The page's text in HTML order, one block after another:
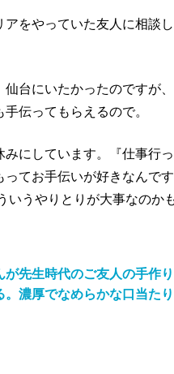
をやっていた友人に相談
台にいたかったのですが
伝ってもらえるので。
にしています。『仕事行
てお手伝いが好きなんで
うやりとりが大事なのか
先生時代のご友人の手作
濃厚でなめらかな口当たり